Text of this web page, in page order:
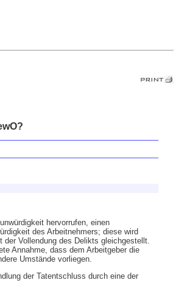
hervorrufen, einen
des Arbeitnehmers; diese wird
Vollendung des Delikts gleichgestellt.
Annahme, dass dem Arbeitgeber die
Umstände vorliegen.
der Tatentschluss durch eine der